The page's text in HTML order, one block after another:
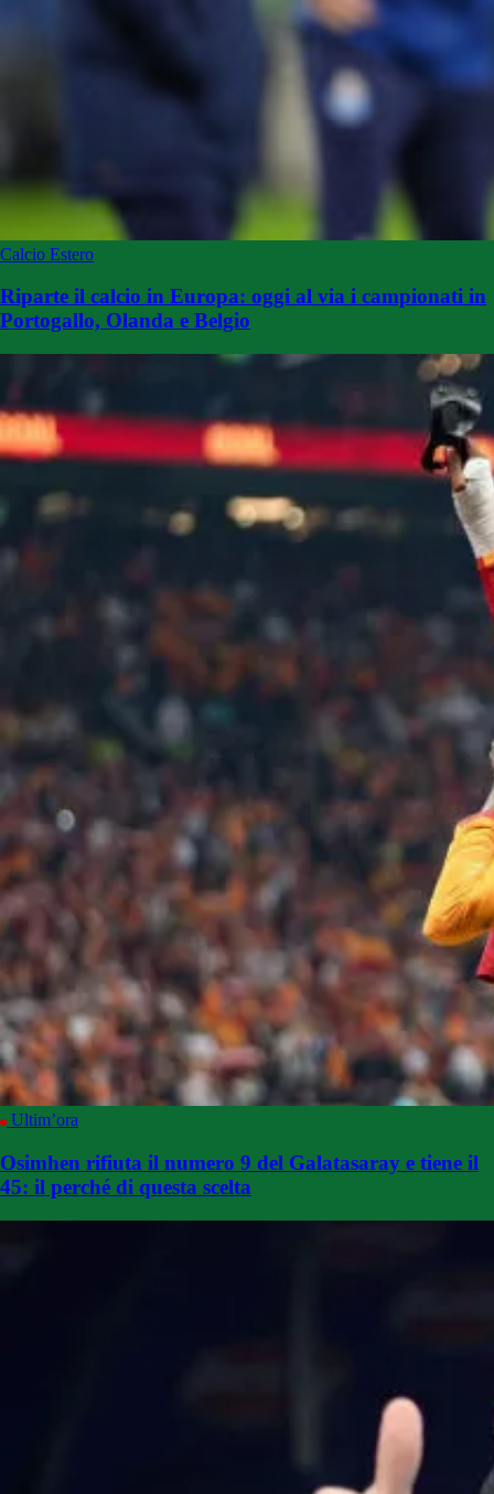
Calcio Estero
Riparte il calcio in Europa: oggi al via i campionati in
Portogallo, Olanda e Belgio
Ultim’ora
Osimhen rifiuta il numero 9 del Galatasaray e tiene il
45: il perché di questa scelta